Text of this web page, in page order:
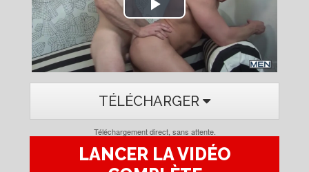
Play
Video
TÉLÉCHARGER
Téléchargement direct, sans attente.
LANCER LA VIDÉO